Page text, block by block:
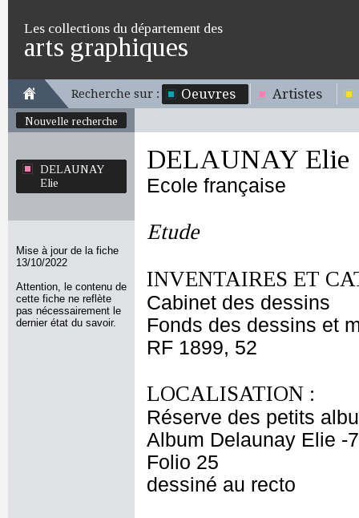
Les collections du département des
arts graphiques
Recherche sur : Oeuvres Artistes
Nouvelle recherche
DELAUNAY
Elie
Mise à jour de la fiche
13/10/2022
Attention, le contenu de
cette fiche ne reflète
pas nécessairement le
dernier état du savoir.
DELAUNAY Elie
Ecole française
Etude
INVENTAIRES ET
Cabinet des dessins
Fonds des dessins et
RF 1899, 52
LOCALISATION :
Réserve des petits
Album Delaunay Elie -
Folio 25
dessiné au recto